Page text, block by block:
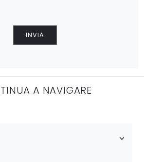
INVIA
A NAVIGARE